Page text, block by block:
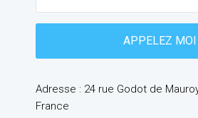
Adresse : 24 rue Godot de
France